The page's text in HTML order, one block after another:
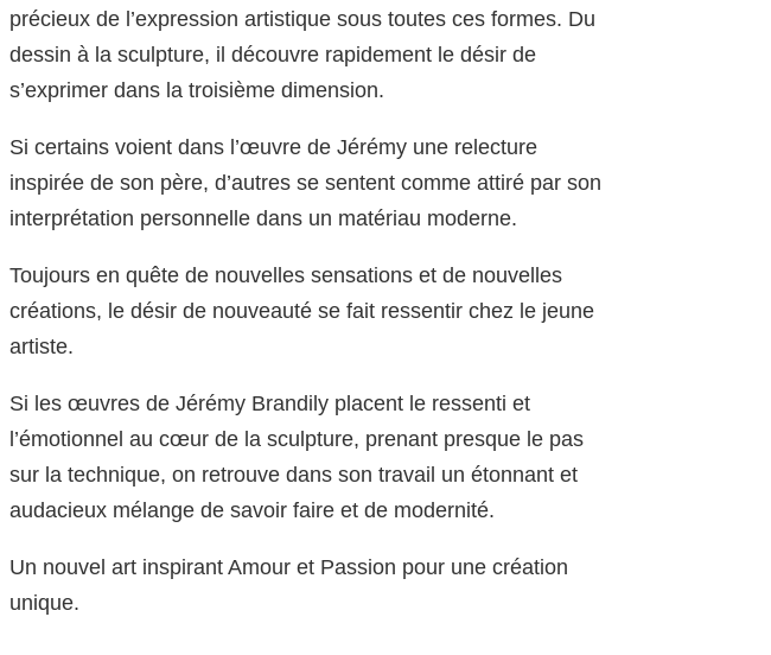
précieux de l’expression artistique sous toutes ces formes. Du
dessin à la sculpture, il découvre rapidement le désir de
s’exprimer dans la troisième dimension.
Si certains voient dans l’œuvre de Jérémy une relecture
inspirée de son père, d’autres se sentent comme attiré par son
interprétation personnelle dans un matériau moderne.
Toujours en quête de nouvelles sensations et de nouvelles
créations, le désir de nouveauté se fait ressentir chez le jeune
artiste.
Si les œuvres de Jérémy Brandily placent le ressenti et
l’émotionnel au cœur de la sculpture, prenant presque le pas
sur la technique, on retrouve dans son travail un étonnant et
audacieux mélange de savoir faire et de modernité.
Un nouvel art inspirant Amour et Passion pour une création
unique.